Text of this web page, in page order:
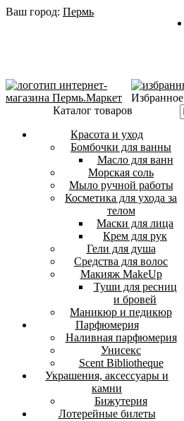
Ваш город: Пермь
Избранное
Каталог товаров
Красота и уход
Бомбочки для ванны
Масло для ванн
Морская соль
Мыло ручной работы
Косметика для ухода за
телом
Маски для лица
Крем для рук
Гели для душа
Средства для волос
Макияж MakeUp
Туши для ресниц
и бровей
Маникюр и педикюр
Парфюмерия
Наливная парфюмерия
Унисекс
Scent Bibliotheque
Украшения, аксессуары и
камни
Бижутерия
Лотерейные билеты